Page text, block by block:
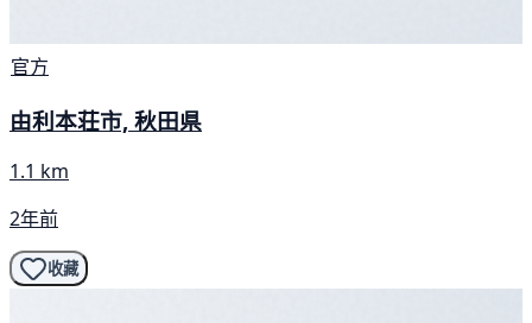
官方
由利本荘市, 秋田県
1.1 km
2年前
收藏